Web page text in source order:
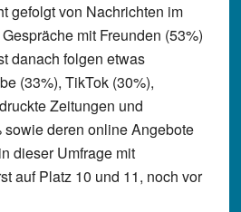
gefolgt von Nachrichten im
mit Freunden (53%)
danach folgen etwas
(33%), TikTok (30%),
Zeitungen und
sowie deren online Angebote
dieser Umfrage mit
auf Platz 10 und 11, noch vor